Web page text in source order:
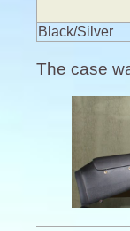
Black/Silver
The case